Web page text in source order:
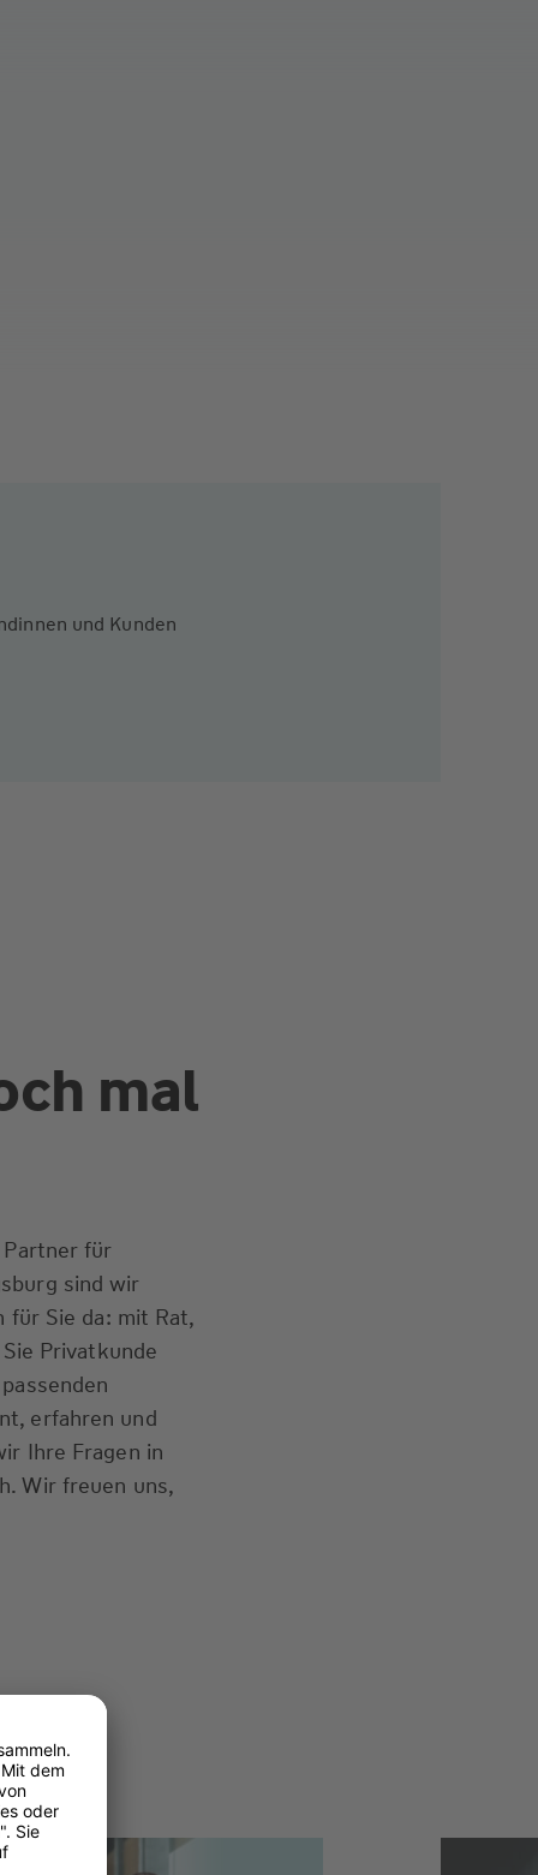
und Kunden
mal
für
sind wir
für Sie da: mit Rat,
Privatkunde
erfahren und
Ihre Fragen in
Wir freuen uns,